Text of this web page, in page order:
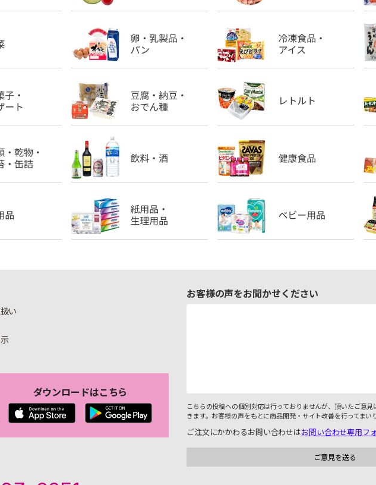
い
ダウンロードはこちら
お客様の声をお聞かせください
こちらの投稿への個別対応は行っておりませんが、頂いたご意
きます。お客様の声をもとに商品開発・サイト改善を行ってまい
ご注文にかかわるお問い合わせはお問い合わせ専用フ